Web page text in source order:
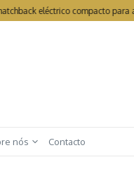
eléctrico compacto para a cidade
nós Contacto